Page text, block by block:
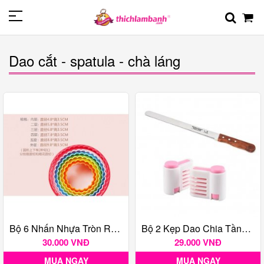
Dao cắt - spatula - chà láng
Bộ 6 Nhấn Nhựa Tròn Răng Cưa
30.000 VNĐ
MUA NGAY
Bộ 2 Kẹp Dao Chia Tầng Bánh
29.000 VNĐ
MUA NGAY